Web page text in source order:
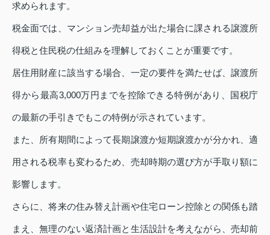
求められます。
税金面では、マンション売却益が出た場合に課される譲渡所
得税と住民税の仕組みを理解しておくことが重要です。
居住用財産に該当する場合、一定の要件を満たせば、譲渡所
得から最高3,000万円までを控除できる特例があり、国税庁
の最新の手引きでもこの特例が示されています。
また、所有期間によって長期譲渡か短期譲渡かが分かれ、適
用される税率も変わるため、売却時期の選び方が手取り額に
影響します。
さらに、将来の住み替え計画や住宅ローン控除との関係も踏
まえ、無理のない返済計画と生活設計を考えながら、売却前